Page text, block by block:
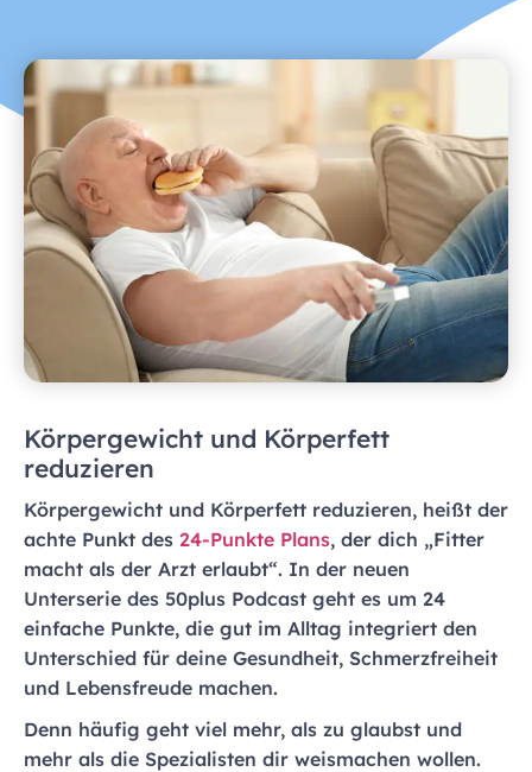
Körpergewicht und Körperfett
reduzieren
Körpergewicht und Körperfett reduzieren, heißt der
achte Punkt des 24-Punkte Plans, der dich „Fitter
macht als der Arzt erlaubt“. In der neuen
Unterserie des 50plus Podcast geht es um 24
einfache Punkte, die gut im Alltag integriert den
Unterschied für deine Gesundheit, Schmerzfreiheit
und Lebensfreude machen.
Denn häufig geht viel mehr, als zu glaubst und
mehr als die Spezialisten dir weismachen wollen.